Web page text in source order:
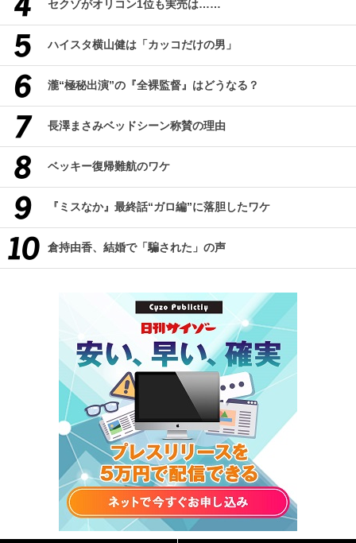
セクゾがオリコン1位も実売は……
ハイスタ横山健は「カッコだけの男」
瀧“極秘出演”の『全裸監督』はどうなる？
長澤まさみベッドシーン称賛の理由
ベッキー復帰難航のワケ
『ミスなか』最終話“ガロ編”に落胆したワケ
倉持由香、結婚で「騙された」の声